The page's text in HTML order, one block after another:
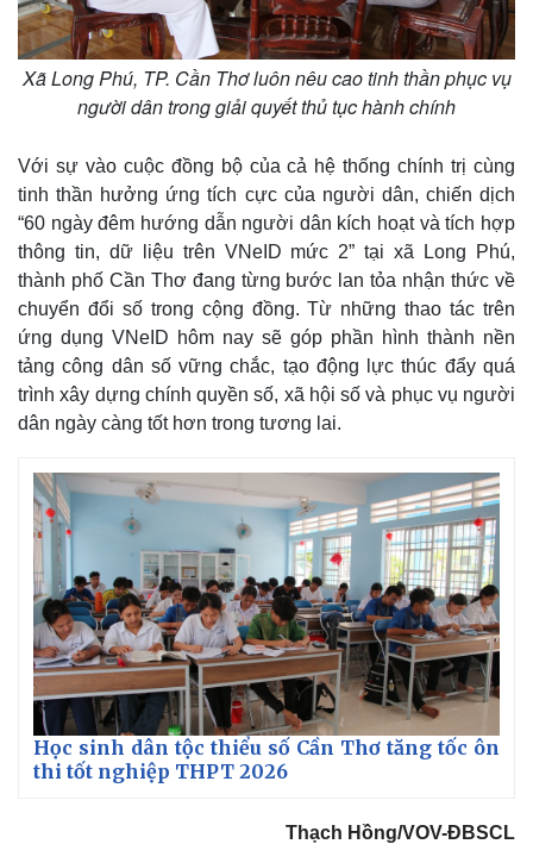
Pháp luật
Vụ án
Tin nóng
Tư vấn luật
Quân sự - Quốc phòng
Vũ khí
Việt Nam
Phân tích
Xã Long Phú, TP. Cần Thơ luôn nêu cao tinh thần phục vụ
người dân trong giải quyết thủ tục hành chính
Với sự vào cuộc đồng bộ của cả hệ thống chính trị cùng
tinh thần hưởng ứng tích cực của người dân, chiến dịch
“60 ngày đêm hướng dẫn người dân kích hoạt và tích hợp
thông tin, dữ liệu trên VNeID mức 2” tại xã Long Phú,
thành phố Cần Thơ đang từng bước lan tỏa nhận thức về
chuyển đổi số trong cộng đồng. Từ những thao tác trên
ứng dụng VNeID hôm nay sẽ góp phần hình thành nền
tảng công dân số vững chắc, tạo động lực thúc đẩy quá
trình xây dựng chính quyền số, xã hội số và phục vụ người
dân ngày càng tốt hơn trong tương lai.
Học sinh dân tộc thiểu số Cần Thơ tăng tốc ôn
thi tốt nghiệp THPT 2026
Thạch Hồng/VOV-ĐBSCL